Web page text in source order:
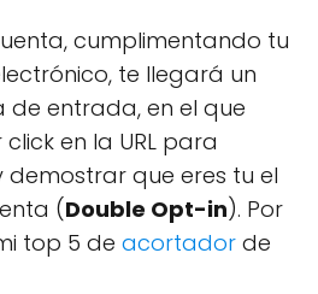
cumplimentando tu
te llegará un
entrada, en el que
en la URL para
que eres tu el
(Double Opt-in). Por
top 5 de acortador de